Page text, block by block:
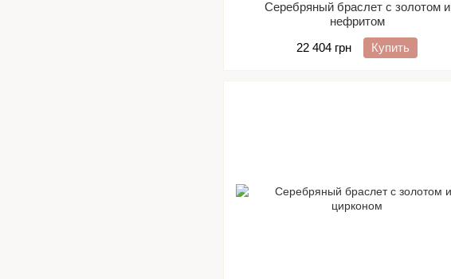
Серебряный браслет с золотом и
нефритом
22 404 грн
Купить